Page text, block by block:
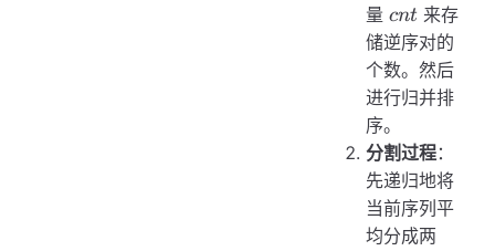
量cnt
cnt 来存
储逆序对的
个数。然后
进行归并排
序。
分割过程：
先递归地将
当前序列平
均分成两